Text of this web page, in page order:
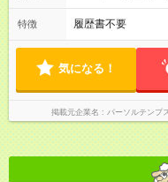
特徴 履歴書不要
気になる！
掲載元企業名 パーソルテンプ